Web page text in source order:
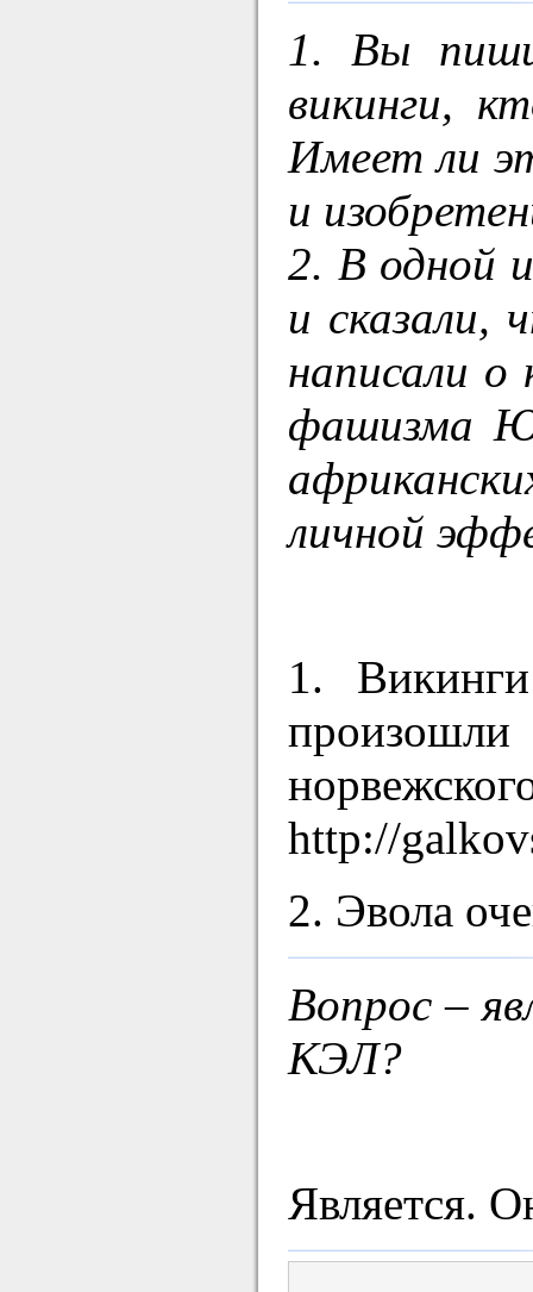
1. Вы
викинги,
Имеет ли
и
2. В одной
и сказали,
написали о
фашизма
личной
1.
http://
2. Эвола
Вопрос –
КЭЛ?
Является.